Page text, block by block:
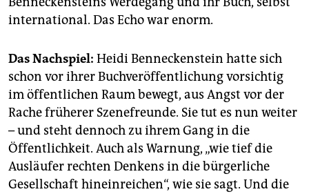
international. Das Echo war enorm.
Das Nachspiel: Heidi Benneckenstein hatte sich
schon vor ihrer Buchveröffentlichung vorsichtig
im öffentlichen Raum bewegt, aus Angst vor der
Rache früherer Szenefreunde. Sie tut es nun weiter
– und steht dennoch zu ihrem Gang in die
Öffentlichkeit. Auch als Warnung, „wie tief die
Ausläufer rechten Denkens in die bürgerliche
Gesellschaft hineinreichen“, wie sie sagt. Und die